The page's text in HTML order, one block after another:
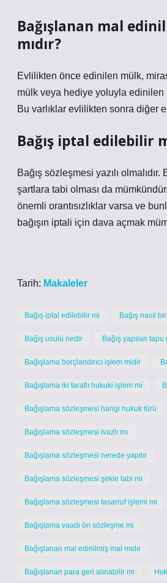
Bağışlanan mal
mıdır?
Evlilikten önce edinilen mülk,
mülk veya hediye yoluyla edinilen
Bu varlıklar evlilikten sonra diğer
Bağış iptal edilebilir
Bağış sözleşmesi yazılı olmalıdır.
şartlara tabi olması da
önemli orantısızlıklar varsa ve
bağışın iptali için dava açmak
Tarih: Makaleler
Bağış iptal edilebilir mi Bağış nasıl
Bağış usulü nedir Bağış yapılan tapu
Bağışlama borçlandırıcı işlem midir
Bağışlama iki taraflı hukuki işlem mi
Bağışlama sözleşmesi hangi hukuk türü
Bağışlama sözleşmesi ivazlı mı
Bağışlama sözleşmesi nerede yapılır
Bağışlama sözleşmesi şekle tabi mi
Bağışlama sözleşmesi tasarruf işlemi mi
Bağışlama vaadi ön sözleşme mi
Bağışlanan mal edinilmiş mal mıdır
Bağışlanan para geri alınabilir mi